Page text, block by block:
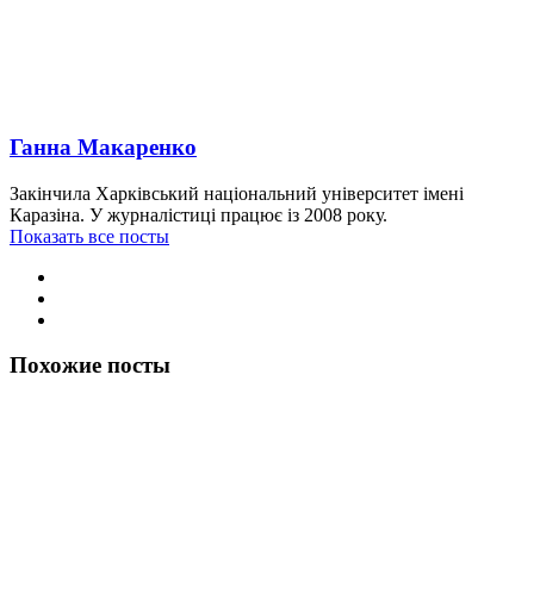
Ганна Макаренко
Закінчила Харківський національний університет імені
Каразіна. У журналістиці працює із 2008 року.
Показать все посты
Похожие посты